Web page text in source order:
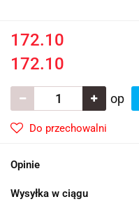
172.10
172.10
op
Do przechowalni
Opinie
Wysyłka w ciągu